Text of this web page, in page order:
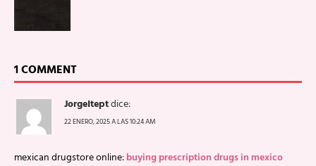
1 COMMENT
JorgeIteptdice:
22 ENERO, 2025 A LAS 10:24 AM
mexican drugstore online:buying prescription drugs in mexico